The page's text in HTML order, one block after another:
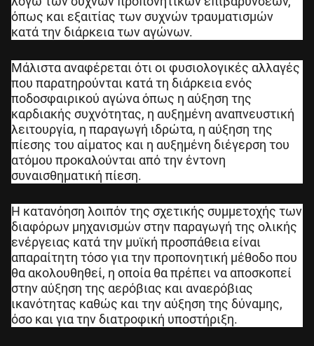
όπως και εξαιτίας των συχνών τραυματισμών
κατά την διάρκεια των αγώνων.
Μάλιστα αναφέρεται ότι οι φυσιολογικές αλλαγές
που παρατηρούνται κατά τη διάρκεια ενός
ποδοσφαιρικού αγώνα όπως η αύξηση της
καρδιακής συχνότητας, η αυξημένη αναπνευστική
λειτουργία, η παραγωγή ιδρώτα, η αύξηση της
πίεσης του αίματος και η αυξημένη διέγερση του
ατόμου προκαλούνται από την έντονη
συναισθηματική πίεση.
Η κατανόηση λοιπόν της σχετικής συμμετοχής των
διαφόρων μηχανισμών στην παραγωγή της ολικής
ενέργειας κατά την μυϊκή προσπάθεια είναι
απαραίτητη τόσο για την προπονητική μέθοδο που
θα ακολουθηθεί, η οποία θα πρέπει να αποσκοπεί
στην αύξηση της αερόβιας και αναερόβιας
ικανότητας καθώς και την αύξηση της δύναμης,
όσο και για την διατροφική υποστήριξη.